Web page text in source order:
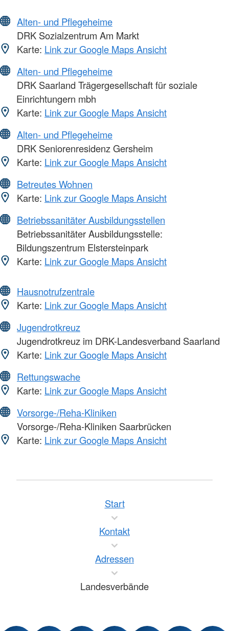
Alten- und Pflegeheime
DRK Sozialzentrum Am Markt
Karte: Link zur Google Maps Ansicht
Alten- und Pflegeheime
DRK Saarland Trägergesellschaft für soziale
Einrichtungern mbh
Karte: Link zur Google Maps Ansicht
Alten- und Pflegeheime
DRK Seniorenresidenz Gersheim
Karte: Link zur Google Maps Ansicht
Betreutes Wohnen
Karte: Link zur Google Maps Ansicht
Betriebssanitäter Ausbildungsstellen
Betriebssanitäter Ausbildungsstelle:
Bildungszentrum Elstersteinpark
Karte: Link zur Google Maps Ansicht
Hausnotrufzentrale
Karte: Link zur Google Maps Ansicht
Jugendrotkreuz
Jugendrotkreuz im DRK-Landesverband Saarland
Karte: Link zur Google Maps Ansicht
Rettungswache
Karte: Link zur Google Maps Ansicht
Vorsorge-/Reha-Kliniken
Vorsorge-/Reha-Kliniken Saarbrücken
Karte: Link zur Google Maps Ansicht
Start
Kontakt
Adressen
Landesverbände